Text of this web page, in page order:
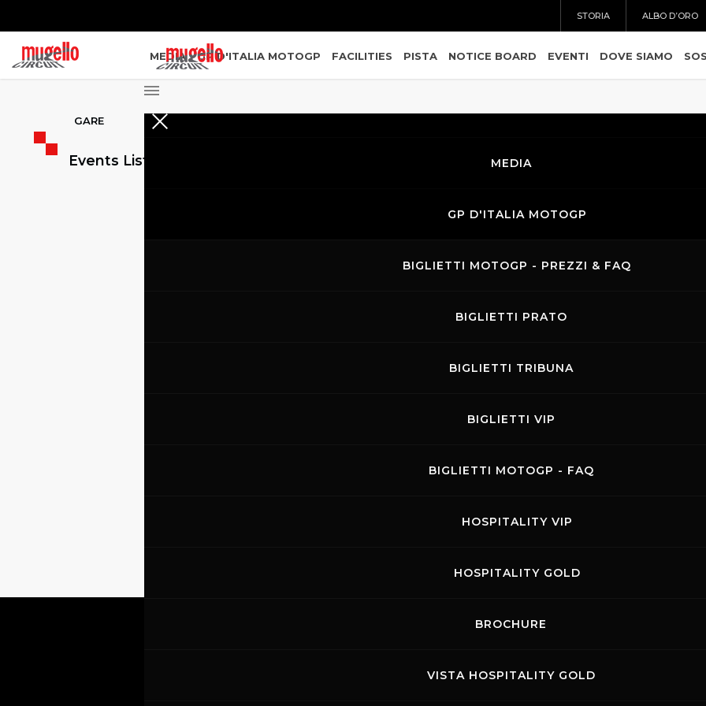
STORIA ALBO D’ORO
MEDIA GP D'ITALIA MOTOGP FACILITIES PISTA NOTICE BOARD EVENTI DOVE SIAMO
MEDIA
GP D'ITALIA MOTOGP
BIGLIETTI MOTOGP - PREZZI & FAQ
BIGLIETTI PRATO
BIGLIETTI TRIBUNA
BIGLIETTI VIP
BIGLIETTI MOTOGP - FAQ
HOSPITALITY VIP
HOSPITALITY GOLD
BROCHURE
VISTA HOSPITALITY GOLD
GARE
Events List
GRAN
2025 per un
MotoGP -
piloti sul palco